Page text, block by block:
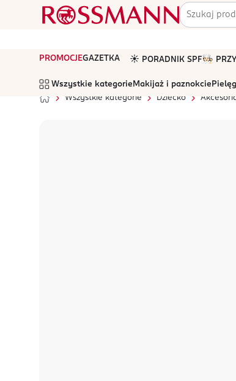
PROMOCJEGAZETKA ☀️ PORADNIK SPF🧑🏻‍🍳
Wszystkie kategorie Makijaż i paznokcie
Wszystkie kategorie
Dziecko